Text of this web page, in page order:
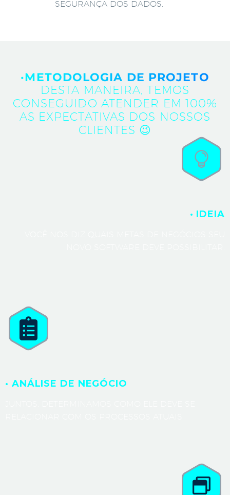
SEGURANÇA DOS DADOS.
·METODOLOGIA DE PROJETO
DESTA MANEIRA, TEMOS
CONSEGUIDO ATENDER EM 100%
AS EXPECTATIVAS DOS NOSSOS
CLIENTES 😉
· IDEIA
· ANÁLISE DE NEGÓCIO